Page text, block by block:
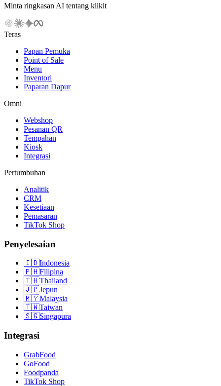
Minta ringkasan AI tentang klikit
Teras
Papan Pemuka
Point of Sale
Menu
Inventori
Paparan Dapur
Omni
Webshop
Pesanan QR
Tempahan
Kiosk
Integrasi
Pertumbuhan
Analitik
CRM
Kesetiaan
Pemasaran
TikTok Shop
Penyelesaian
🇮🇩Indonesia
🇵🇭Filipina
🇹🇭Thailand
🇯🇵Jepun
🇲🇾Malaysia
🇹🇼Taiwan
🇸🇬Singapura
Integrasi
GrabFood
GoFood
Foodpanda
TikTok Shop